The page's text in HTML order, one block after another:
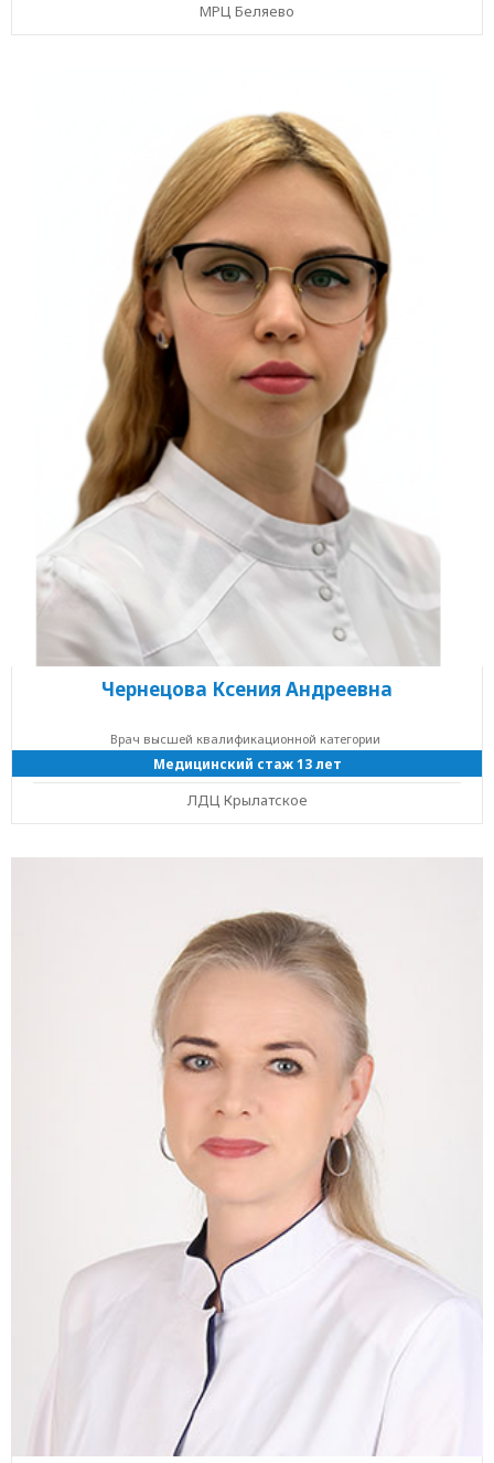
МРЦ Беляево
Чернецова Ксения Андреевна
Врач высшей квалификационной категории
Медицинский стаж 13 лет
ЛДЦ Крылатское